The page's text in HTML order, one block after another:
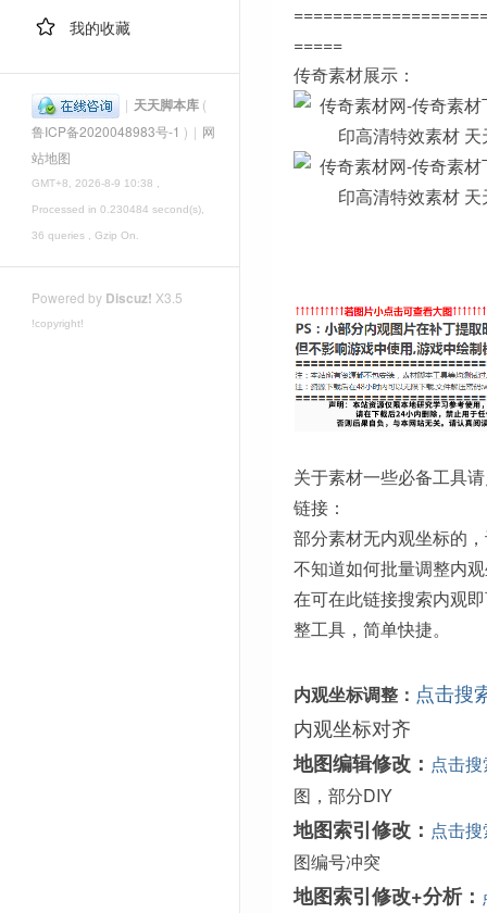
我的收藏
| 天天脚本库 (
鲁ICP备2020048983号-1 ) | 网
站地图
GMT+8, 2026-8-9 10:38 ,
Processed in 0.230484 second(s),
36 queries , Gzip On.
Powered by Discuz! X3.5
!copyright!
=====
传奇素材展示：
关于素材一些必备工具
链接：
部分素材无内观坐标的
不知道如何批量调整内
在可在此链接搜索内观
整工具，简单快捷。
内观坐标调整： 点击搜
内观坐标对齐
地图编辑修改： 点击
图，部分DIY
地图索引修改： 点击
图编号冲突
地图索引修改+分析：